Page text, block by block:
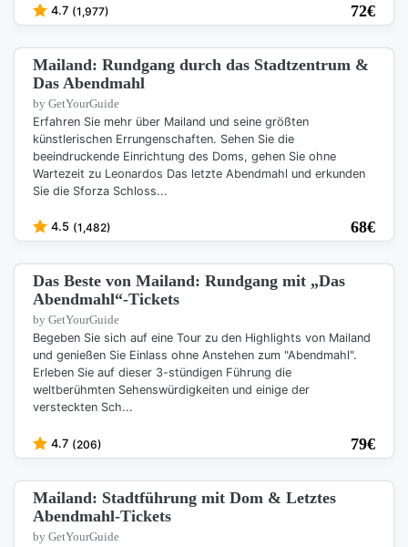
4.7 (1,977) 72€
Mailand: Rundgang durch das Stadtzentrum &
Das Abendmahl
by GetYourGuide
Erfahren Sie mehr über Mailand und seine größten
künstlerischen Errungenschaften. Sehen Sie die
beeindruckende Einrichtung des Doms, gehen Sie ohne
Wartezeit zu Leonardos Das letzte Abendmahl und erkunden
Sie die Sforza Schloss...
4.5 (1,482) 68€
Das Beste von Mailand: Rundgang mit „Das
Abendmahl“-Tickets
by GetYourGuide
Begeben Sie sich auf eine Tour zu den Highlights von Mailand
und genießen Sie Einlass ohne Anstehen zum "Abendmahl".
Erleben Sie auf dieser 3-stündigen Führung die
weltberühmten Sehenswürdigkeiten und einige der
versteckten Sch...
4.7 (206) 79€
Mailand: Stadtführung mit Dom & Letztes
Abendmahl-Tickets
by GetYourGuide